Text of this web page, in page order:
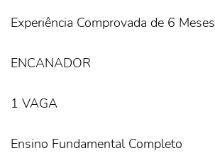
Experiência Comprovada de 6 Meses
ENCANADOR
1 VAGA
Ensino Fundamental Completo